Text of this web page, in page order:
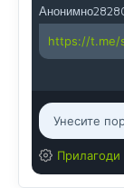
https://t.me/
Прилагоди